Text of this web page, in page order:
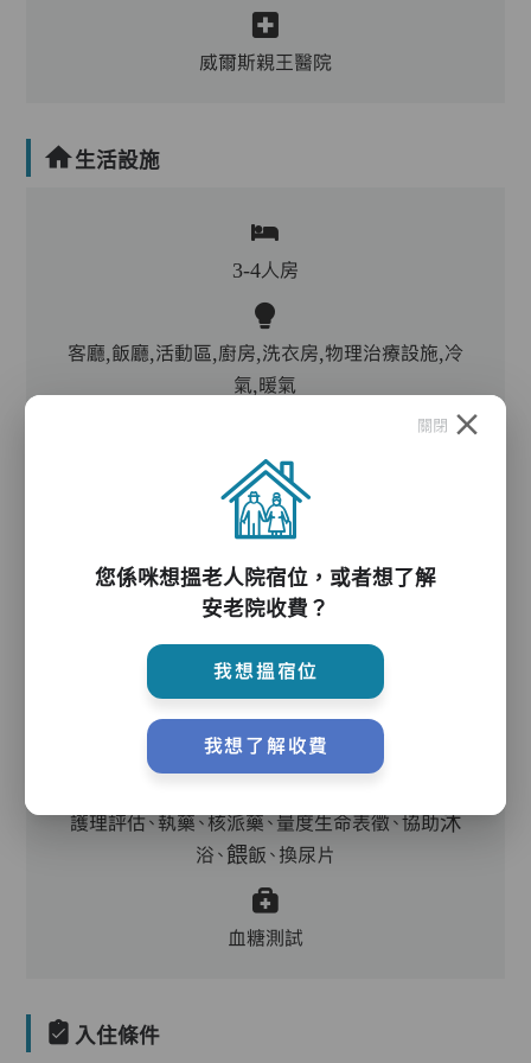
威爾斯親王醫院
生活設施
3-4人房
客廳,飯廳,活動區,廚房,洗衣房,物理治療設施,冷
氣,暖氣
電動床,氣墊床,升降機,防滑扶手,助行器/拐杖,輪
椅,院車,沐浴床,起重機
語治療師,註冊社工,到診醫生,外展牙科
護理評估、執藥、核派藥、量度生命表徵、協助沐
浴、餵飯、換尿片
血糖測試
入住條件
關閉
您係咪想搵老人院宿位，或者想了解
安老院收費？
我想搵宿位
我想了解收費